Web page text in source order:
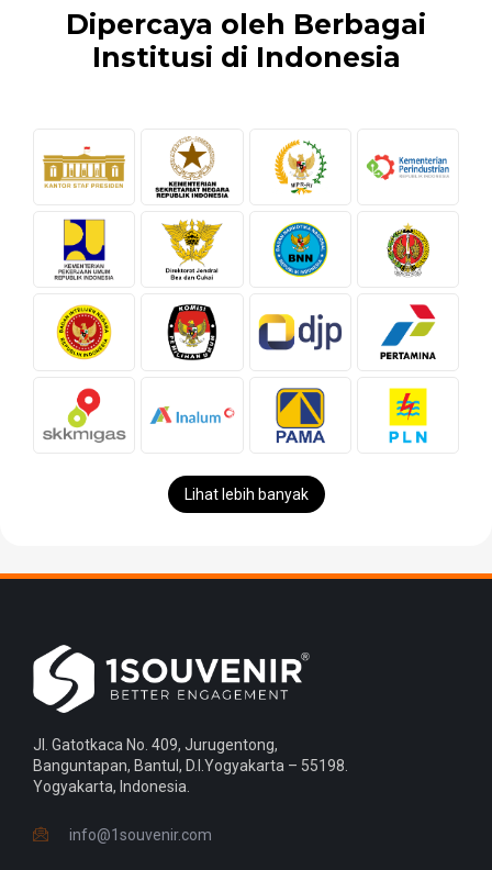
Dipercaya oleh Berbagai
Institusi di Indonesia
Lihat lebih banyak
Jl. Gatotkaca No. 409, Jurugentong,
Banguntapan, Bantul, D.I.Yogyakarta – 55198.
Yogyakarta, Indonesia.
info@1souvenir.com